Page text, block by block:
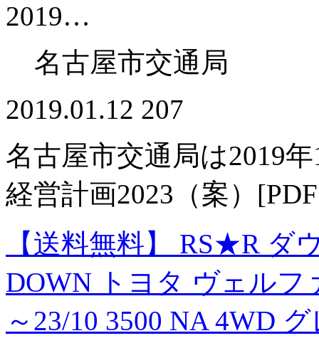
2019…
名古屋市交通局
2019.01.12 207
名古屋市交通局は2019
経営計画2023（案）
【送料無料】 RS★R ダ
DOWN トヨタ ヴェルフ
～23/10 3500 NA 4WD